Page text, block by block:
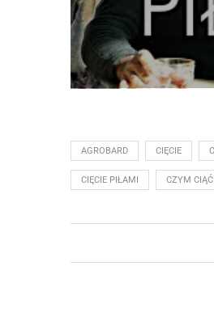
AGROBARD CIĘCIE
CIĘCIE PIŁAMI CZYM CIĄĆ